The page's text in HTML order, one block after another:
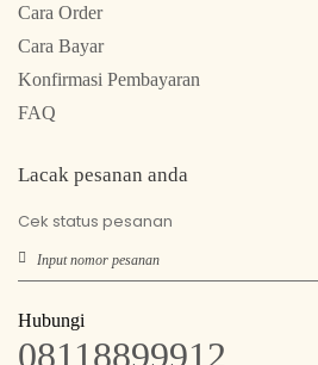
Cara Order
Cara Bayar
Konfirmasi Pembayaran
FAQ
Lacak pesanan anda
Cek status pesanan
Hubungi
08118899912